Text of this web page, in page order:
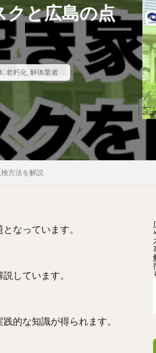
クと広島の点
, 老朽化, 解体業者
方法を解説
なっています。
しています。
的な知識が得られます。